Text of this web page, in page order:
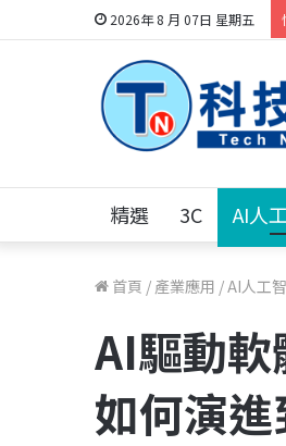
2026年 8 月 07日 星期五
精選 3C AI人
首頁 / 產業應用 /AI人工
AI驅動軟
如何演